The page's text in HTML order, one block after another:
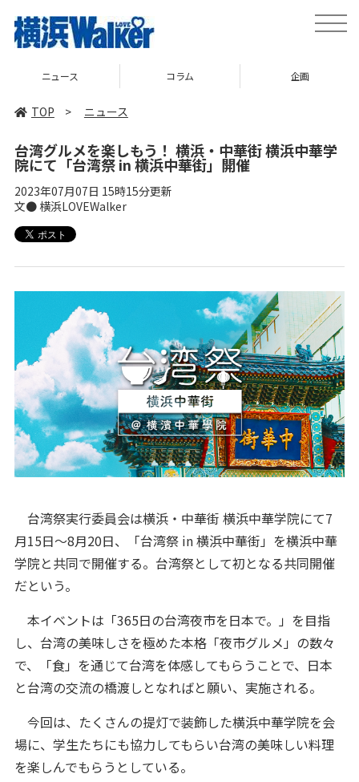
toggle
ニュース コラム 企画
TOP > ニュース
台湾グルメを楽しもう！ 横浜・中華街 横浜中華学
院にて「台湾祭 in 横浜中華街」開催
2023年07月07日 15時15分更新
文● 横浜LOVEWalker
台湾祭実行委員会は横浜・中華街 横浜中華学院にて7
月15日～8月20日、「台湾祭 in 横浜中華街」を横浜中華
学院と共同で開催する。台湾祭として初となる共同開催
だという。
本イベントは「365日の台湾夜市を日本で。」を目指
し、台湾の美味しさを極めた本格「夜市グルメ」の数々
で、「食」を通じて台湾を体感してもらうことで、日本
と台湾の交流の橋渡しとなればと願い、実施される。
今回は、たくさんの提灯で装飾した横浜中華学院を会
場に、学生たちにも協力してもらい台湾の美味しい料理
を楽しんでもらうとしている。